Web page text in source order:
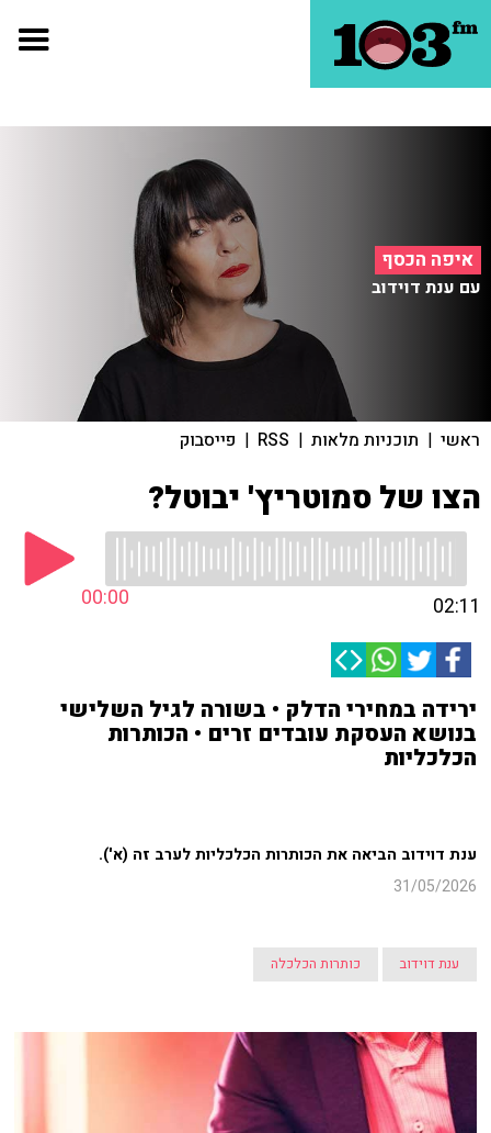
איפה הכסף
עם ענת דוידוב
ראשי | תוכניות מלאות |
RSS
| פייסבוק
הצו של סמוטריץ' יבוטל?
00:00 02:11
ירידה במחירי הדלק • בשורה לגיל השלישי
בנושא העסקת עובדים זרים • הכותרות
הכלכליות
ענת דוידוב הביאה את הכותרות הכלכליות לערב זה (א').
31/05/2026
ענת דוידוב כותרות הכלכלה